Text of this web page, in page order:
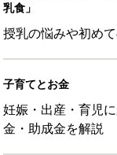
乳食」
授乳の悩みや初め
子育てとお金
妊娠・出産・育児
金・助成金を解説